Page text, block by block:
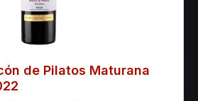
de Pilatos Maturana